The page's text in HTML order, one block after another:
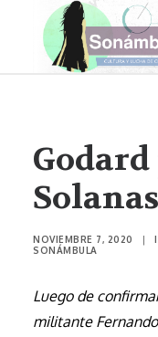
AUDIOVISUALES
ENTREVISTAS
HISTORIETA
MÚSICA
PRODUCCIONES
SONÁMBULA
NOVIEMBRE 7, 2020 |
SONÁMBULA
Luego de
militante